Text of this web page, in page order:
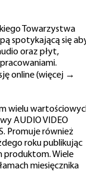
Towarzystwa
spotykającą się
oraz płyt,
online (więcej →
wielu
AUDIO VIDEO
Promuje również
roku publikując
produktom. Wiele
miesięcznika